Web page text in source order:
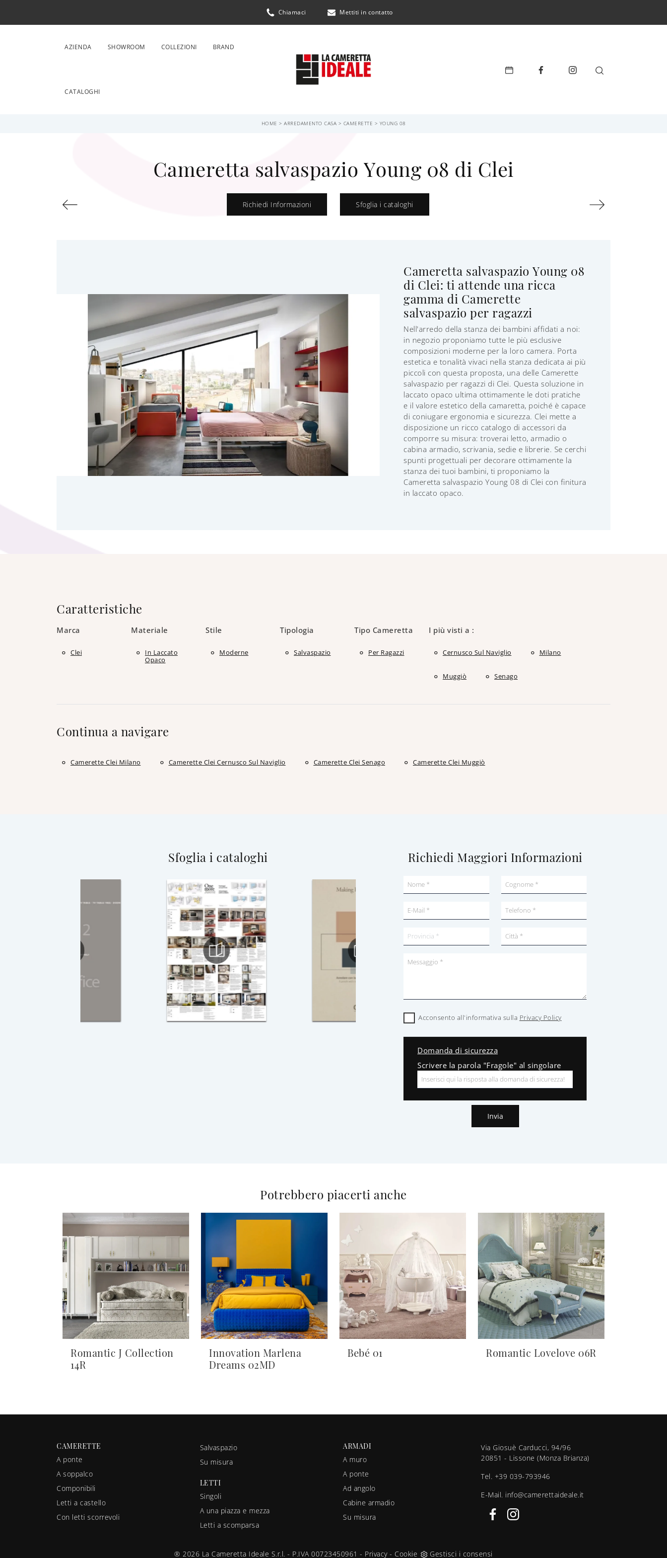
Chiamaci Mettiti in contatto
AZIENDA SHOWROOM COLLEZIONI BRAND
CATALOGHI
HOME > ARREDAMENTO CASA > CAMERETTE > YOUNG 08
Cameretta salvaspazio Young 08 di Clei
Richiedi Informazioni Sfoglia i cataloghi
Cameretta salvaspazio Young 08
di Clei: ti attende una ricca
gamma di Camerette
salvaspazio per ragazzi
Nell'arredo della stanza dei bambini affidati a noi:
in negozio proponiamo tutte le più esclusive
composizioni moderne per la loro camera. Porta
estetica e tonalità vivaci nella stanza dedicata ai più
piccoli con questa proposta, una delle Camerette
salvaspazio per ragazzi di Clei. Questa soluzione in
laccato opaco ultima ottimamente le doti pratiche
e il valore estetico della camaretta, poiché è capace
di coniugare ergonomia e sicurezza. Clei mette a
disposizione un ricco catalogo di accessori da
comporre su misura: troverai letto, armadio o
cabina armadio, scrivania, sedie e librerie. Se cerchi
spunti progettuali per decorare ottimamente la
stanza dei tuoi bambini, ti proponiamo la
Cameretta salvaspazio Young 08 di Clei con finitura
in laccato opaco.
Caratteristiche
Marca
Clei
Materiale
In Laccato
Opaco
Stile
Moderne
Tipologia
Salvaspazio
Tipo Cameretta
Per Ragazzi
I più visti a :
Cernusco Sul Naviglio Milano
Muggiò Senago
Continua a navigare
Camerette Clei Milano Camerette Clei Cernusco Sul Naviglio Camerette Clei Senago Camerette Clei Muggiò
Sfoglia i cataloghi Richiedi Maggiori Informazioni
Acconsento all'informativa sulla Privacy Policy
Domanda di sicurezza
Scrivere la parola "Fragole" al singolare
Invia
Potrebbero piacerti anche
Romantic J Collection
14R
Innovation Marlena
Dreams 02MD
Bebé 01 Romantic Lovelove 06R
CAMERETTE
A ponte
A soppalco
Componibili
Letti a castello
Con letti scorrevoli
Salvaspazio
Su misura
LETTI
Singoli
A una piazza e mezza
Letti a scomparsa
ARMADI
A muro
A ponte
Ad angolo
Cabine armadio
Su misura
Via Giosuè Carducci, 94/96
20851 - Lissone (Monza Brianza)
Tel. +39 039-793946
E-Mail. info@camerettaideale.it
® 2026 La Cameretta Ideale S.r.l. - P.IVA 00723450961 - Privacy- Cookie Gestisci i consensi